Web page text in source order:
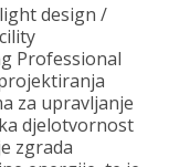
design /
Professional
za upravljanje
djelotvornost
zgrada